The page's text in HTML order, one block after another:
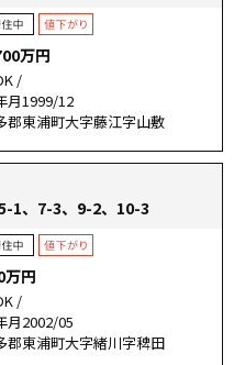
万円
/
月1999/12
郡東浦町大字藤江字山敷
1、7-3、9-2、10-3
万円
/
月2002/05
郡東浦町大字緒川字稗田